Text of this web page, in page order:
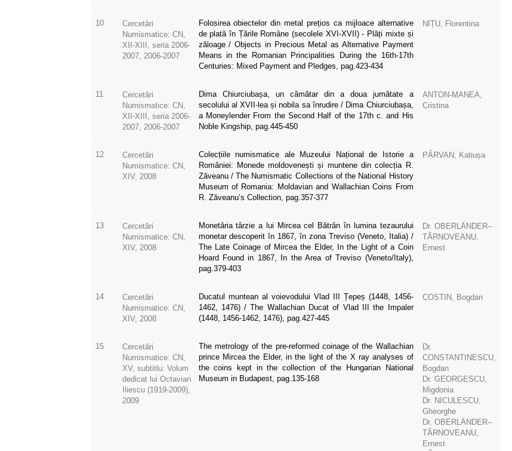
10
Cercetări
Numismatice: CN,
XII-XIII, seria 2006-
2007, 2006-2007
Folosirea obiectelor din metal prețios ca mijloace alternative
de plată în Țările Române (secolele XVI-XVII) - Plăți mixte și
zăloage / Objects in Precious Metal as Alternative Payment
Means in the Romanian Principalities During the 16th-17th
Centuries: Mixed Payment and Pledges, pag.423-434
NIȚU, Florentina
11
Cercetări
Numismatice: CN,
XII-XIII, seria 2006-
2007, 2006-2007
Dima Chiurciubașa, un cămătar din a doua jumătate a
secolului al XVII-lea și nobila sa înrudire / Dima Chiurciubașa,
a Moneylender From the Second Half of the 17th c. and His
Noble Kingship, pag.445-450
ANTON-MANEA,
Cristina
12
Cercetări
Numismatice: CN,
XIV, 2008
Colecțiile numismatice ale Muzeului Național de Istorie a
României: Monede moldovenești și muntene din colecția R.
Zăveanu / The Numismatic Collections of the National History
Museum of Romania: Moldavian and Wallachian Coins From
R. Zăveanu’s Collection, pag.357-377
PÂRVAN, Katiușa
13
Cercetări
Numismatice: CN,
XIV, 2008
Monetăria târzie a lui Mircea cel Bătrân în lumina tezaurului
monetar descoperit în 1867, în zona Treviso (Veneto, Italia) /
The Late Coinage of Mircea the Elder, In the Light of a Coin
Hoard Found in 1867, In the Area of Treviso (Veneto/Italy),
pag.379-403
Dr. OBERLÄNDER–
TÂRNOVEANU,
Ernest
14
Cercetări
Numismatice: CN,
XIV, 2008
Ducatul muntean al voievodului Vlad III Țepeș (1448, 1456-
1462, 1476) / The Wallachian Ducat of Vlad III the Impaler
(1448, 1456-1462, 1476), pag.427-445
COSTIN, Bogdan
15
Cercetări
Numismatice: CN,
XV, subtitlu: Volum
dedicat lui Octavian
Iliescu (1919-2009),
2009
The metrology of the pre-reformed coinage of the Wallachian
prince Mircea the Elder, in the light of the X ray analyses of
the coins kept in the collection of the Hungarian National
Museum in Budapest, pag.135-168
Dr.
CONSTANTINESCU,
Bogdan
Dr. GEORGESCU,
Migdonia
Dr. NICULESCU,
Gheorghe
Dr. OBERLÄNDER–
TÂRNOVEANU,
Ernest